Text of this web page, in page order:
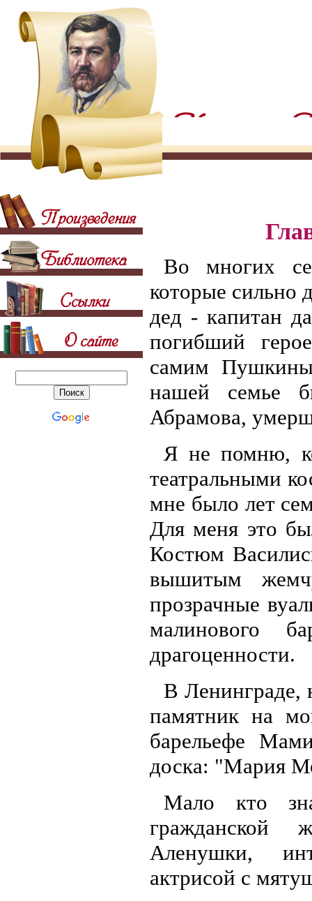
Во многих
которые сильно
дед - капитан
погибший
самим
нашей семье
Абрамова,
Я не помню,
театральными
мне было лет
Для меня это
Костюм
вышитым
прозрачные
малинового
драгоценности.
В Ленинграде,
памятник на
барельефе
доска: "Мария
Мало кто
гражданской
Аленушки,
актрисой с